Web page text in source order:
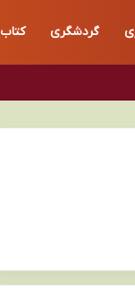
گردشگری کتاب